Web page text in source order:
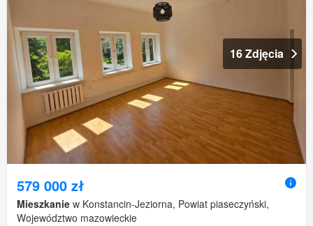
16 Zdjęcia
579 000 zł
Mieszkanie w Konstancin-Jeziorna, Powiat piaseczyński,
Województwo mazowieckie